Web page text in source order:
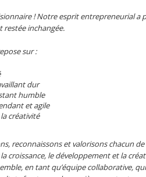
! Notre esprit entrepreneurial a
inchangée.
sur :
dur
humble
et agile
créativité
reconnaissons et valorisons chacun
croissance, le développement et la
en tant qu’équipe collaborative,